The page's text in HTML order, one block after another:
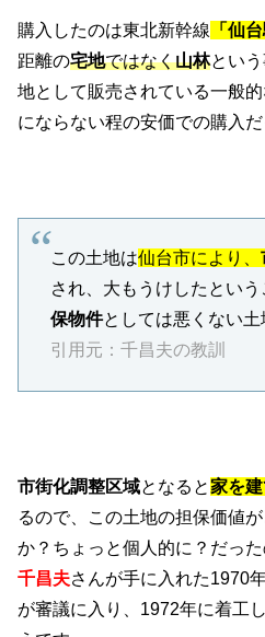
購入したのは東北新幹線 「仙台
距離の宅地ではなく山林とい
地として販売されている一般
にならない程の安価での購入だ
この土地は仙台市により、
され、大もうけしたという
保物件としては悪くない土
引用元：千昌夫の教訓
市街化調整区域となると家を
るので、この土地の担保価値
か？ちょっと個人的に？だっ
千昌夫さんが手に入れた1970
が審議に入り、1972年に着工